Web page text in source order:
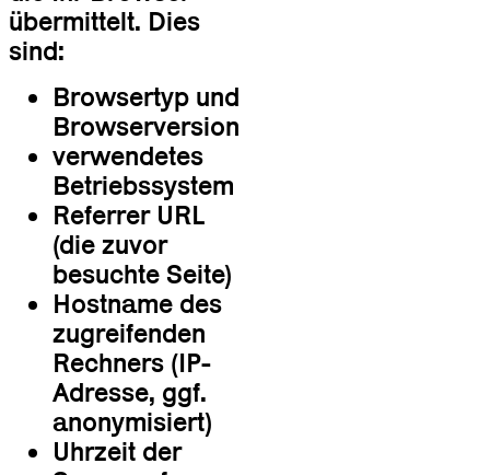
übermittelt. Dies
sind:
Browsertyp und
Browserversion
verwendetes
Betriebssystem
Referrer URL
(die zuvor
besuchte Seite)
Hostname des
zugreifenden
Rechners (IP-
Adresse, ggf.
anonymisiert)
Uhrzeit der